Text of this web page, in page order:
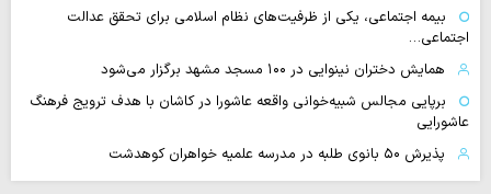
بیمه اجتماعی، یکی از ظرفیت‌های نظام اسلامی برای تحقق عدالت
اجتماعی…
همایش دختران نینوایی در ۱۰۰ مسجد مشهد برگزار می‌شود
برپایی مجالس شبیه‌خوانی واقعه عاشورا در کاشان با هدف ترویج فرهنگ
عاشورایی
پذیرش ۵۰ بانوی طلبه در مدرسه علمیه خواهران کوهدشت